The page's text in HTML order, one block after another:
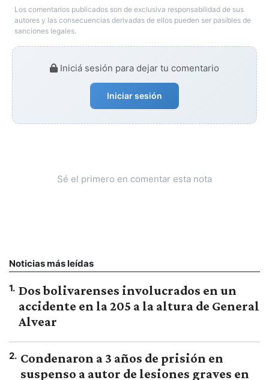
Los comentarios publicados son de exclusiva responsabilidad de sus
autores y las consecuencias derivadas de ellos pueden ser pasibles de
sanciones legales.
Iniciá sesión para dejar tu comentario
Iniciar sesión
Sé el primero en comentar esta nota
Noticias más leídas
1. Dos bolivarenses involucrados en un
accidente en la 205 a la altura de General
Alvear
2. Condenaron a 3 años de prisión en
suspenso a autor de lesiones graves en